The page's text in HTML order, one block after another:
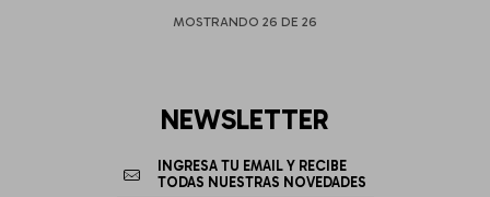
MOSTRANDO 26 DE 26
NEWSLETTER